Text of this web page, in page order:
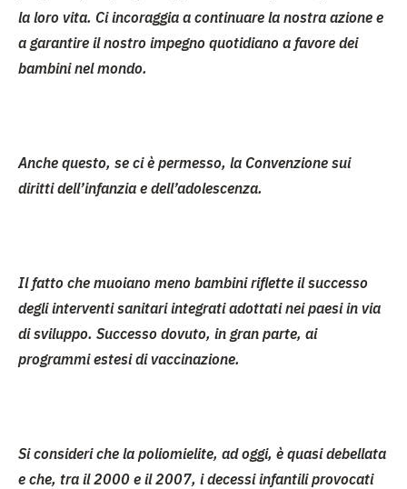
la loro vita. Ci incoraggia a continuare la nostra azione e
a garantire il nostro impegno quotidiano a favore dei
bambini nel mondo.
Anche questo, se ci è permesso, la Convenzione sui
diritti dell’infanzia e dell’adolescenza.
Il fatto che muoiano meno bambini riflette il successo
degli interventi sanitari integrati adottati nei paesi in via
di sviluppo. Successo dovuto, in gran parte, ai
programmi estesi di vaccinazione.
Si consideri che la poliomielite, ad oggi, è quasi debellata
e che, tra il 2000 e il 2007, i decessi infantili provocati